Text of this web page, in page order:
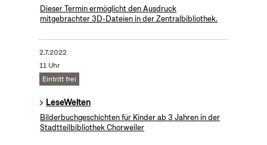
Dieser Termin ermöglicht den Ausdruck
mitgebrachter 3D-Dateien in der Zentralbibliothek.
2.7.2022
11 Uhr
Eintritt frei
LeseWelten
Bilderbuchgeschichten für Kinder ab 3 Jahren in der
Stadtteilbibliothek Chorweiler